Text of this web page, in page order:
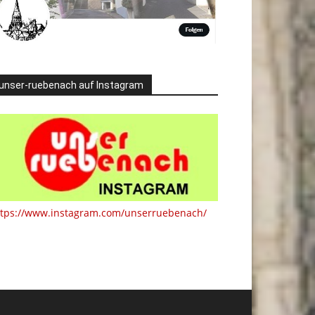
ruebenach auf Instagram
www.instagram.com/unserruebenach/